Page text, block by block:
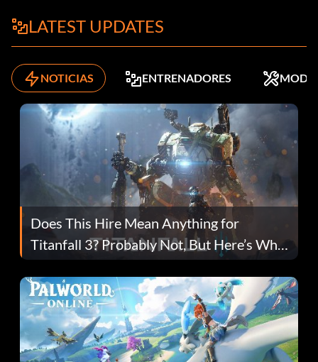
LATEST UPDATES
NOTICIAS ENTRENADORES MODS
Does This Hire Mean Anything for
Titanfall 3? Probably Not, But Here’s Why
Fans Are Hopeful